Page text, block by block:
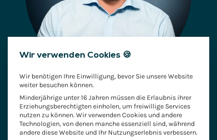
Ihr Ansprechpartner
Thomas Haendly
Wir verwenden Cookies 🍪
Wir benötigen Ihre Einwilligung, bevor Sie unsere Website
weiter besuchen können.
Minderjährige unter 16 Jahren müssen die Erlaubnis ihrer
Erziehungsberechtigten einholen, um freiwillige Services
nutzen zu können. Wir verwenden Cookies und andere
Technologien, von denen manche essenziell sind, während
andere diese Website und Ihr Nutzungserlebnis verbessern.